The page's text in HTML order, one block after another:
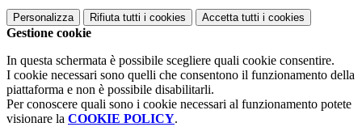
Personalizza Rifiuta tutti i cookies Accetta tutti i cookies
Gestione cookie
In questa schermata è possibile scegliere quali cookie consentire.
I cookie necessari sono quelli che consentono il funzionamento della
piattaforma e non è possibile disabilitarli.
Per conoscere quali sono i cookie necessari al funzionamento potete
visionare la COOKIE POLICY.